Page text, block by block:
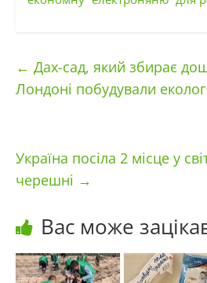
← Дах-сад, який збирає
Лондоні побудували
Україна посіла 2 місце у
черешні →
Вас може